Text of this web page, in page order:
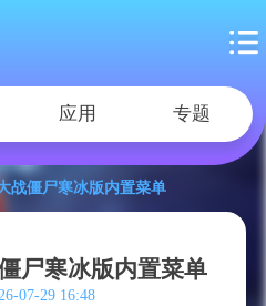
应用 专题
战僵尸寒冰版内置菜单
尸寒冰版内置菜单
07-29 16:48